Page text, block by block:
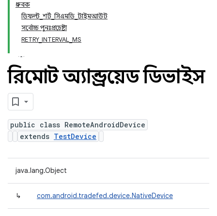
ধ্রুবক
ডিফল্ট_শর্ট_সিএমডি_টাইমআউট
সর্বোচ্চ পুনঃপ্রচেষ্টা
RETRY_INTERVAL_MS
রিমোট অ্যান্ড্রয়েড ডিভাইস
public class RemoteAndroidDevice
extends TestDevice
java.lang.Object
↳ com.android.tradefed.device.NativeDevice